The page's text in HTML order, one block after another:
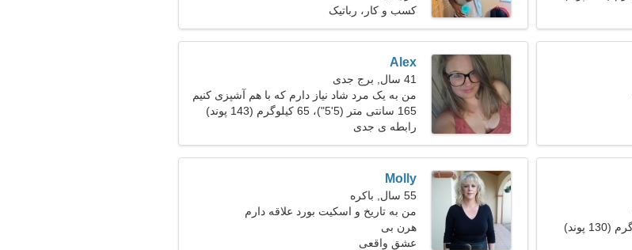
کسب و کار، رباتیک
Alex
41 سال, برج جدی
من به یک مرد شاد نیاز دارم که با هم آشپزی کنیم
165 سانتی متر (5'5")، 65 کیلوگرم (143 پوند)
رابطه ی جدی
Molly
55 سال, باکره
من به تاریخ و اسکیت بورد علاقه دارم
هرن بی
عشق واقعی